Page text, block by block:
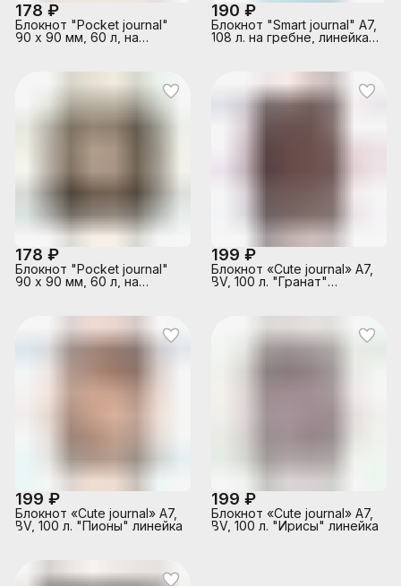
178 ₽
Блокнот "Pocket journal"
90 х 90 мм, 60 л, на
190 ₽
Блокнот "Smart journal" А7,
108 л. на гребне, линейка,
178 ₽
Блокнот "Pocket journal"
90 х 90 мм, 60 л, на
199 ₽
Блокнот «Cute journal» A7,
BV, 100 л. "Гранат"
199 ₽
Блокнот «Cute journal» A7,
BV, 100 л. "Пионы" линейка
199 ₽
Блокнот «Cute journal» A7,
BV, 100 л. "Ирисы" линейка